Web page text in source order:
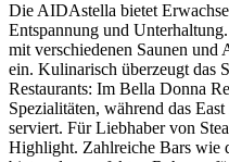
Die AIDAstella bietet
Entspannung und
mit verschiedenen Saunen
ein. Kulinarisch überzeugt das
Restaurants: Im Bella Donna
Spezialitäten, während das
serviert. Für Liebhaber von
Highlight. Zahlreiche Bars